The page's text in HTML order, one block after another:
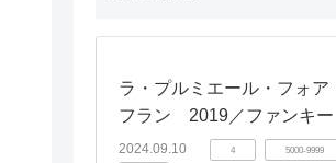
ラ・プルミエール・フォア
フラン 2019／ファンキー
2024.09.10 4 5000-9999